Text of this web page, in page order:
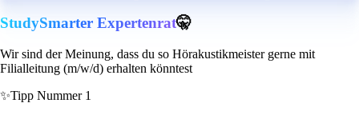
StudySmarter Expertenrat🤫
Wir sind der Meinung, dass du so Hörakustikmeister gerne mit
Filialleitung (m/w/d) erhalten könntest
✨Tipp Nummer 1